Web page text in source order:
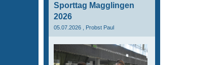
Sporttag Magglingen
2026
05.07.2026 , Probst Paul